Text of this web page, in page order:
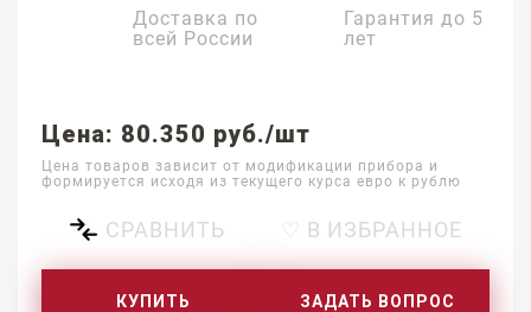
Доставка по
всей России
Гарантия до 5
лет
Цена: 80.350 руб./шт
Цена товаров зависит от модификации прибора и
формируется исходя из текущего курса евро к рублю
СРАВНИТЬ ♡ В ИЗБРАННОЕ
КУПИТЬ ЗАДАТЬ ВОПРОС